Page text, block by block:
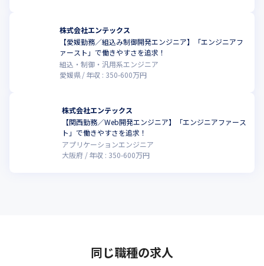
株式会社エンテックス
【愛媛勤務／組込み制御開発エンジニア】「エンジニアフ
ァースト」で働きやすさを追求！
組込・制御・汎用系エンジニア
愛媛県
年収 : 350-600万円
株式会社エンテックス
【関西勤務／Web開発エンジニア】「エンジニアファース
ト」で働きやすさを追求！
アプリケーションエンジニア
大阪府
年収 : 350-600万円
同じ職種の求人